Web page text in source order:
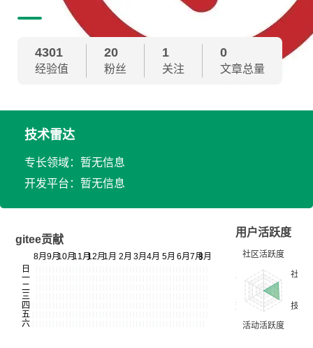
4301
经验值
20
粉丝
1
关注
0
文章总量
技术雷达
专长领域：暂无信息
开发平台：暂无信息
gitee贡献
用户活跃度